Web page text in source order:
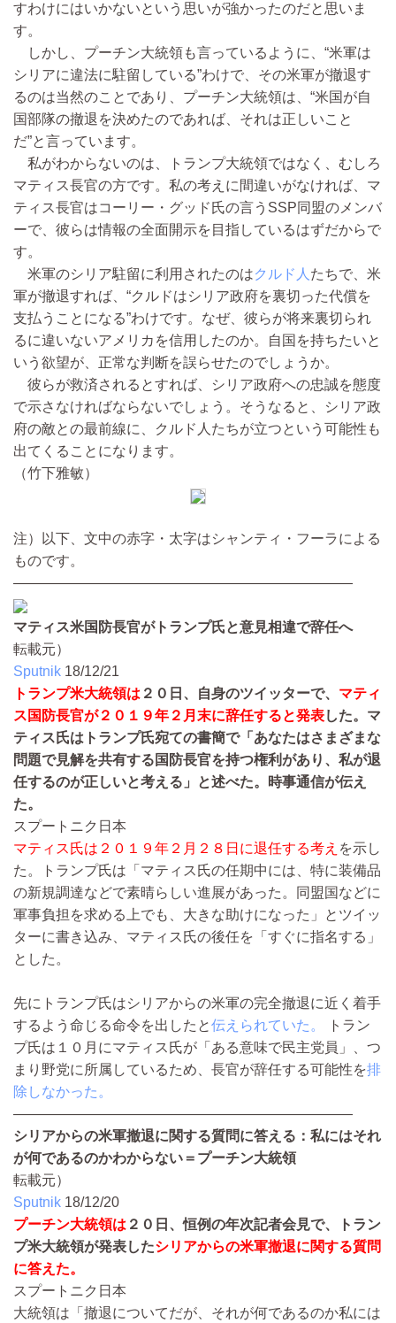
すわけにはいかないという思いが強かったのだと思いま
す。
しかし、プーチン大統領も言っているように、“米軍は
シリアに違法に駐留している”わけで、その米軍が撤退す
るのは当然のことであり、プーチン大統領は、“米国が自
国部隊の撤退を決めたのであれば、それは正しいこと
だ”と言っています。
私がわからないのは、トランプ大統領ではなく、むしろ
マティス長官の方です。私の考えに間違いがなければ、マ
ティス長官はコーリー・グッド氏の言うSSP同盟のメンバ
ーで、彼らは情報の全面開示を目指しているはずだからで
す。
米軍のシリア駐留に利用されたのはクルド人 たちで、米
軍が撤退すれば、“クルドはシリア政府を裏切った代償を
支払うことになる”わけです。なぜ、彼らが将来裏切られ
るに違いないアメリカを信用したのか。自国を持ちたいと
いう欲望が、正常な判断を誤らせたのでしょうか。
彼らが救済されるとすれば、シリア政府への忠誠を態度
で示さなければならないでしょう。そうなると、シリア政
府の敵との最前線に、クルド人たちが立つという可能性も
出てくることになります。
（竹下雅敏）
注）以下、文中の赤字・太字はシャンティ・フーラによる
ものです。
————————————————————————
マティス米国防長官がトランプ氏と意見相違で辞任へ
転載元）
Sputnik 18/12/21
トランプ米大統領は ２０日、自身のツイッターで、 マティ
ス国防長官が２０１９年２月末に辞任すると発表した。マ
ティス氏はトランプ氏宛ての書簡で「あなたはさまざまな
問題で見解を共有する国防長官を持つ権利があり、私が退
任するのが正しいと考える」と述べた。時事通信が伝え
た。
スプートニク日本
マティス氏は２０１９年２月２８日に退任する考え を示し
た。トランプ氏は「マティス氏の任期中には、特に装備品
の新規調達などで素晴らしい進展があった。同盟国などに
軍事負担を求める上でも、大きな助けになった」とツイッ
ターに書き込み、マティス氏の後任を「すぐに指名する」
とした。
先にトランプ氏はシリアからの米軍の完全撤退に近く着手
するよう命じる命令を出したと伝えられていた。
トラン
プ氏は１０月にマティス氏が「ある意味で民主党員」、つ
まり野党に所属しているため、長官が辞任する可能性を排
除しなかった。
————————————————————————
シリアからの米軍撤退に関する質問に答える：私にはそれ
が何であるのかわからない＝プーチン大統領
転載元）
Sputnik 18/12/20
プーチン大統領は ２０日、恒例の年次記者会見で、トラン
プ米大統領が発表したシリアからの米軍撤退に関する質問
に答えた。
スプートニク日本
大統領は「撤退についてだが、それが何であるのか私には